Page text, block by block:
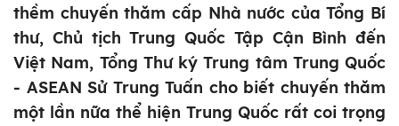
thềm chuyến thăm cấp Nhà nước của Tổng Bí
thư, Chủ tịch Trung Quốc Tập Cận Bình đến
Việt Nam, Tổng Thư ký Trung tâm Trung Quốc
- ASEAN Sử Trung Tuấn cho biết chuyến thăm
một lần nữa thể hiện Trung Quốc rất coi trọng